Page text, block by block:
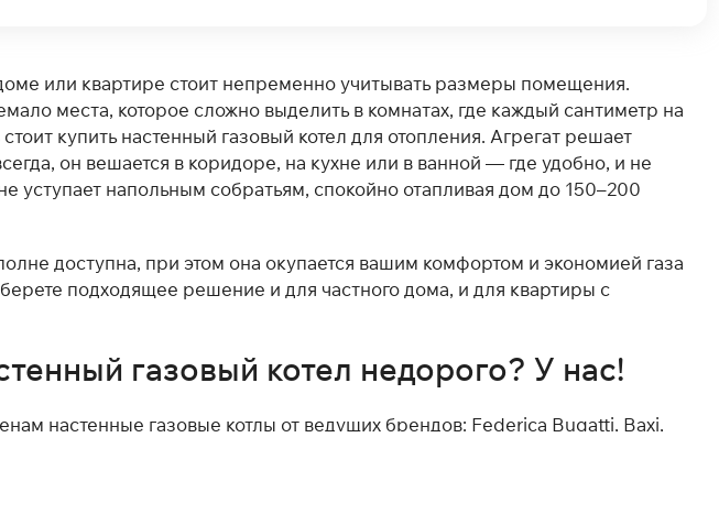
или квартире стоит непременно учитывать размеры помещения.
места, которое сложно выделить в комнатах, где каждый сантиметр на
купить настенный газовый котел для отопления. Агрегат решает
он вешается в коридоре, на кухне или в ванной — где удобно, и не
уступает напольным собратьям, спокойно отапливая дом до 150–200
доступна, при этом она окупается вашим комфортом и экономией газа
подходящее решение и для частного дома, и для квартиры с
газовый котел недорого? У нас!
настенные газовые котлы от ведущих брендов: Federica Bugatti, Baxi,
Immergas. В каталоге — хорошие модели с разной мощностью и